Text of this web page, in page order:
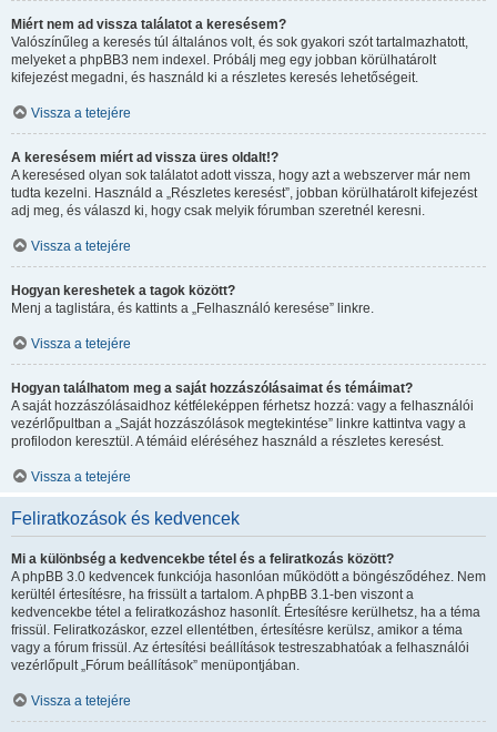
Miért nem ad vissza találatot a keresésem?
Valószínűleg a keresés túl általános volt, és sok gyakori szót tartalmazhatott,
melyeket a phpBB3 nem indexel. Próbálj meg egy jobban körülhatárolt
kifejezést megadni, és használd ki a részletes keresés lehetőségeit.
Vissza a tetejére
A keresésem miért ad vissza üres oldalt!?
A keresésed olyan sok találatot adott vissza, hogy azt a webszerver már nem
tudta kezelni. Használd a „Részletes keresést”, jobban körülhatárolt kifejezést
adj meg, és válaszd ki, hogy csak melyik fórumban szeretnél keresni.
Vissza a tetejére
Hogyan kereshetek a tagok között?
Menj a taglistára, és kattints a „Felhasználó keresése” linkre.
Vissza a tetejére
Hogyan találhatom meg a saját hozzászólásaimat és témáimat?
A saját hozzászólásaidhoz kétféleképpen férhetsz hozzá: vagy a felhasználói
vezérlőpultban a „Saját hozzászólások megtekintése” linkre kattintva vagy a
profilodon keresztül. A témáid eléréséhez használd a részletes keresést.
Vissza a tetejére
Feliratkozások és kedvencek
Mi a különbség a kedvencekbe tétel és a feliratkozás között?
A phpBB 3.0 kedvencek funkciója hasonlóan működött a böngésződéhez. Nem
kerültél értesítésre, ha frissült a tartalom. A phpBB 3.1-ben viszont a
kedvencekbe tétel a feliratkozáshoz hasonlít. Értesítésre kerülhetsz, ha a téma
frissül. Feliratkozáskor, ezzel ellentétben, értesítésre kerülsz, amikor a téma
vagy a fórum frissül. Az értesítési beállítások testreszabhatóak a felhasználói
vezérlőpult „Fórum beállítások” menüpontjában.
Vissza a tetejére